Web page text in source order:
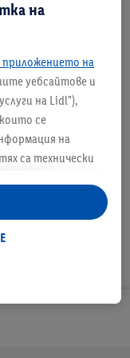
на
на
уебсайтове и
на Lidl"),
се
на
са технически
данни или за
на Lidl и
Lidl Plus,